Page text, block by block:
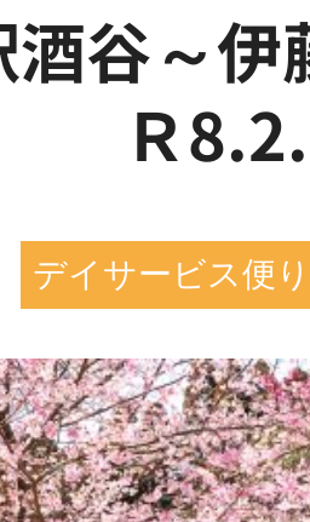
谷～伊
デイサービス便り
事業所紹介
療養介護ショー
・写真
採用情報
活動のご